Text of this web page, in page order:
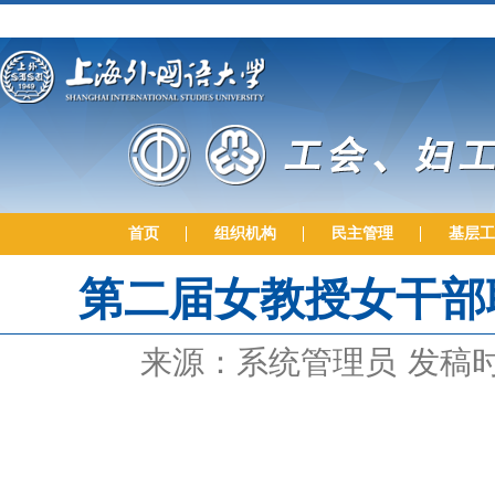
首页 组织机构 民主管理 基层
第二届女教授女干
来源：系统管理员 发稿